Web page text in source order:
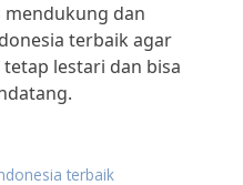
mendukung dan
terbaik agar
lestari dan bisa
terbaik